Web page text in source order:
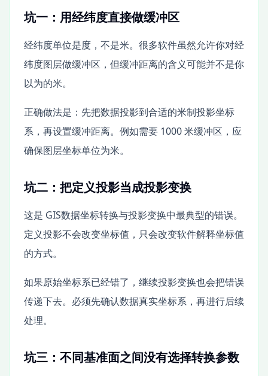
坑一：用经纬度直接做缓冲区
经纬度单位是度，不是米。很多软件虽然允许你对经
纬度图层做缓冲区，但缓冲距离的含义可能并不是你
以为的米。
正确做法是：先把数据投影到合适的米制投影坐标
系，再设置缓冲距离。例如需要 1000 米缓冲区，应
确保图层坐标单位为米。
坑二：把定义投影当成投影变换
这是 GIS数据坐标转换与投影变换中最典型的错误。
定义投影不会改变坐标值，只会改变软件解释坐标值
的方式。
如果原始坐标系已经错了，继续投影变换也会把错误
传递下去。必须先确认数据真实坐标系，再进行后续
处理。
坑三：不同基准面之间没有选择转换参数